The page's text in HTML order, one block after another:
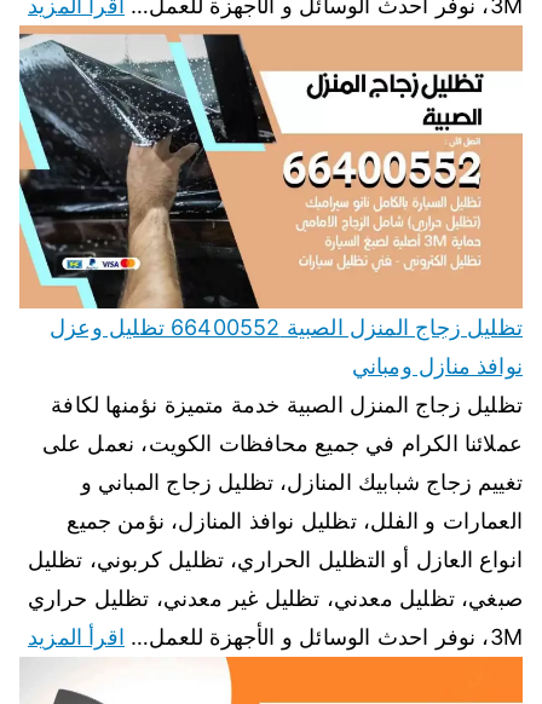
3M، نوفر احدث الوسائل و الأجهزة للعمل…
اقرأ المزيد
تظليل زجاج المنزل الصبية 66400552 تظليل وعزل
نوافذ منازل ومباني
تظليل زجاج المنزل الصبية خدمة متميزة نؤمنها لكافة
عملائنا الكرام في جميع محافظات الكويت، نعمل على
تغييم زجاج شبابيك المنازل، تظليل زجاج المباني و
العمارات و الفلل، تظليل نوافذ المنازل، نؤمن جميع
انواع العازل أو التظليل الحراري، تظليل كربوني، تظليل
صبغي، تظليل معدني، تظليل غير معدني، تظليل حراري
3M، نوفر احدث الوسائل و الأجهزة للعمل…
اقرأ المزيد